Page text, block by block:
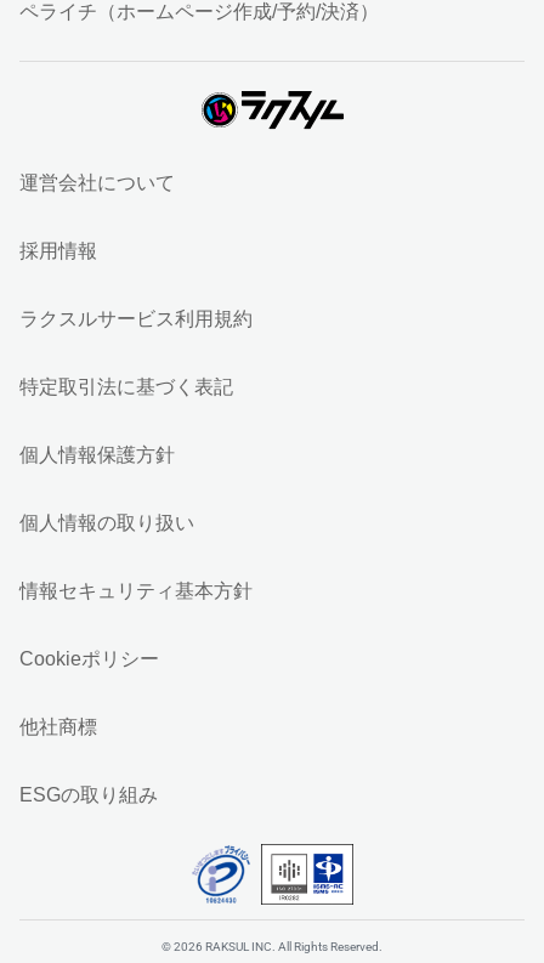
ペライチ（ホームページ作成/予約/決済）
運営会社について
採用情報
ラクスルサービス利用規約
特定取引法に基づく表記
個人情報保護方針
個人情報の取り扱い
情報セキュリティ基本方針
Cookieポリシー
他社商標
ESGの取り組み
© 2026 RAKSUL INC. All Rights Reserved.